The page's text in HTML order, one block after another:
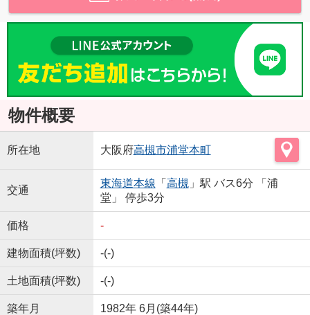
物件概要
所在地 大阪府高槻市浦堂本町
交通
東海道本線 「 高槻 」駅 バス6分 「浦
堂」 停歩3分
価格 -
建物面積(坪数) -(-)
土地面積(坪数) -(-)
築年月 1982年 6月(築44年)